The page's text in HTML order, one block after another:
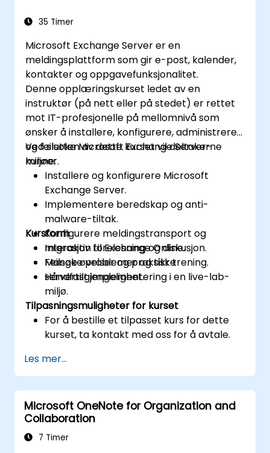
Forms.
35 Timer
Microsoft Exchange Server er en
meldingsplattform som gir e-post, kalender,
kontakter og oppgavefunksjonalitet.
Denne opplæringskurset ledet av en
instruktør (på nett eller på stedet) er rettet
mot IT-profesjonelle på mellomnivå som
ønsker å installere, konfigurere, administrere
og feilsøke Microsoft Exchange Server-
miljøer.
Ved slutten av dette kurset vil deltakerne
kunne:
Installere og konfigurere Microsoft
Exchange Server.
Implementere beredskap og anti-
malware-tiltak.
Konfigurere meldingstransport og
migrasjon til Exchange Online.
Feilsøke problemer og sikre
servertilgjengelighet.
Kursform
Interaktiv forelesning og diskusjon.
Mange øvelser og praktisk trening.
Håndfast implementering i en live-lab-
miljø.
Tilpasningsmuligheter for kurset
For å bestille et tilpasset kurs for dette
kurset, ta kontakt med oss for å avtale.
Les mer...
Microsoft OneNote for Organization and
Collaboration
7 Timer